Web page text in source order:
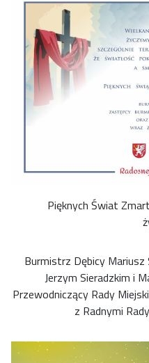
Pięknych Świat
Burmistrz Dębicy
Jerzym Sieradzkim i
Przewodniczący Rady
z Radnymi